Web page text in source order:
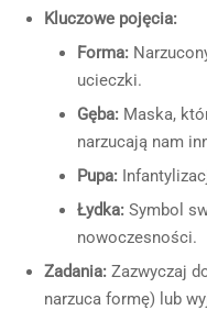
Kluczowe pojęcia:
Forma:
ucieczki.
Gęba: Maska,
narzucają nam
Pupa:
Łydka: Symbol
nowoczesności.
Zadania: Zazwyczaj
narzuca formę) lub